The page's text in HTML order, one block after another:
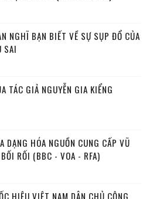
NGHĨ BẠN BIẾT VỀ SỰ SỤP ĐỔ CỦA
SAI
TÁC GIẢ NGUYỄN GIA KIỂNG
DẠNG HÓA NGUỒN CUNG CẤP VŨ
RỐI (BBC - VOA - RFA)
HIỆU VIỆT NAM DÂN CHỦ CỘNG